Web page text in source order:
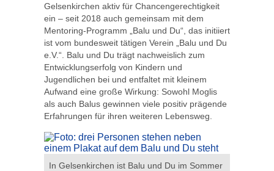
Gelsenkirchen aktiv für Chancengerechtigkeit
ein – seit 2018 auch gemeinsam mit dem
Mentoring-Programm „Balu und Du“, das initiiert
ist vom bundesweit tätigen Verein „Balu und Du
e.V.“. Balu und Du trägt nachweislich zum
Entwicklungserfolg von Kindern und
Jugendlichen bei und entfaltet mit kleinem
Aufwand eine große Wirkung: Sowohl Moglis
als auch Balus gewinnen viele positiv prägende
Erfahrungen für ihren weiteren Lebensweg.
In Gelsenkirchen ist Balu und Du im Sommer